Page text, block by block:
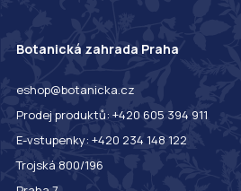
Botanická zahrada Praha
eshop@botanicka.cz
Prodej produktů: +420 605 394 911
E-vstupenky: +420 234 148 122
Trojská 800/196